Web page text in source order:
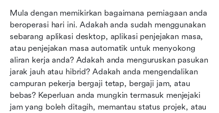
Mula dengan memikirkan bagaimana perniagaan anda
beroperasi hari ini. Adakah anda sudah menggunakan
sebarang aplikasi desktop, aplikasi penjejakan masa,
atau penjejakan masa automatik untuk menyokong
aliran kerja anda? Adakah anda menguruskan pasukan
jarak jauh atau hibrid? Adakah anda mengendalikan
campuran pekerja bergaji tetap, bergaji jam, atau
bebas? Keperluan anda mungkin termasuk menjejaki
jam yang boleh ditagih, memantau status projek, atau